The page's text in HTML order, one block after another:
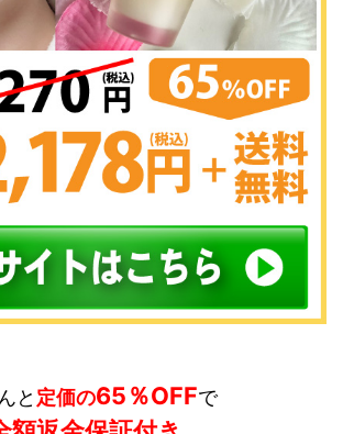
と 定価の65％OFFで